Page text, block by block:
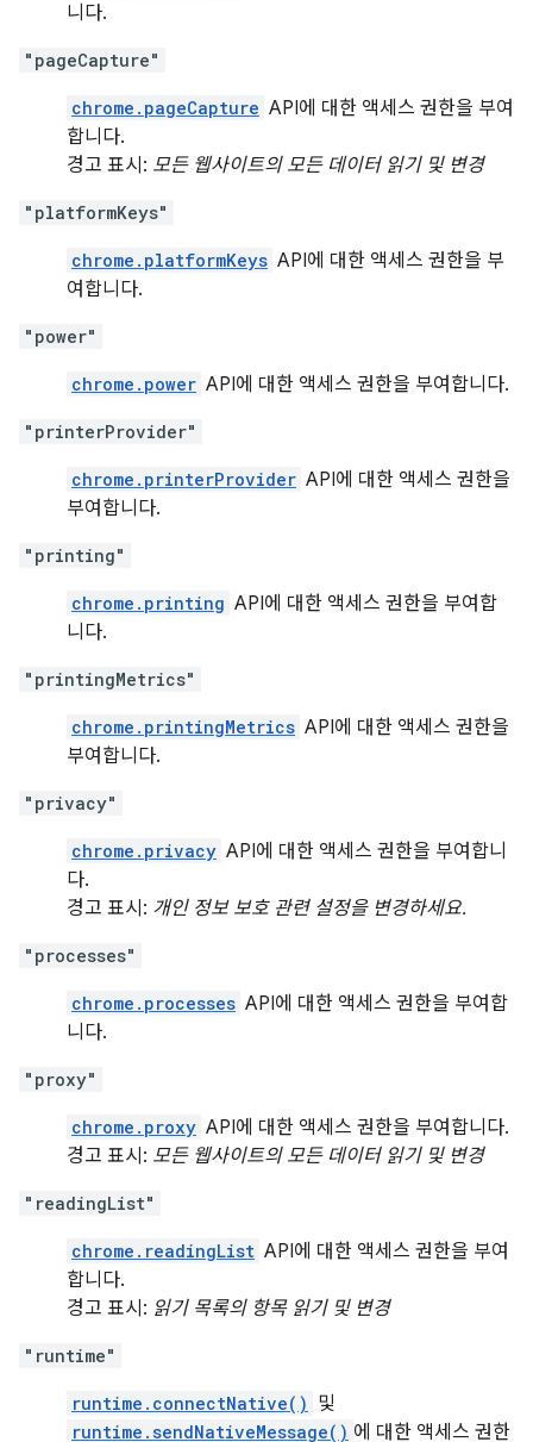
니다.
"pageCapture"
chrome.pageCapture API에 대한 액세스 권한을 부여
합니다.
경고 표시: 모든 웹사이트의 모든 데이터 읽기 및 변경
"platformKeys"
chrome.platformKeys API에 대한 액세스 권한을 부
여합니다.
"power"
chrome.power API에 대한 액세스 권한을 부여합니다.
"printerProvider"
chrome.printerProvider API에 대한 액세스 권한을
부여합니다.
"printing"
chrome.printing API에 대한 액세스 권한을 부여합
니다.
"printingMetrics"
chrome.printingMetrics API에 대한 액세스 권한을
부여합니다.
"privacy"
chrome.privacy API에 대한 액세스 권한을 부여합니
다.
경고 표시: 개인 정보 보호 관련 설정을 변경하세요.
"processes"
chrome.processes API에 대한 액세스 권한을 부여합
니다.
"proxy"
chrome.proxy API에 대한 액세스 권한을 부여합니다.
경고 표시: 모든 웹사이트의 모든 데이터 읽기 및 변경
"readingList"
chrome.readingList API에 대한 액세스 권한을 부여
합니다.
경고 표시: 읽기 목록의 항목 읽기 및 변경
"runtime"
runtime.connectNative() 및
runtime.sendNativeMessage() 에 대한 액세스 권한